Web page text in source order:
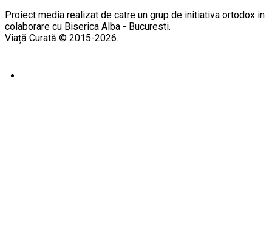
Proiect media realizat de catre un grup de initiativa ortodox in
colaborare cu Biserica Alba - Bucuresti.
Viață Curată © 2015-2026.